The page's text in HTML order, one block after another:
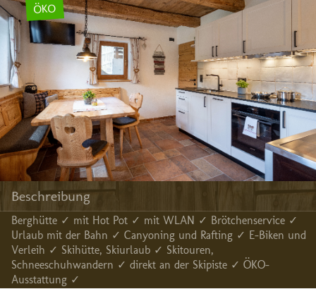
ÖKO
Beschreibung
Berghütte ✓ mit Hot Pot ✓ mit WLAN ✓ Brötchenservice ✓
Urlaub mit der Bahn ✓ Canyoning und Rafting ✓ E-Biken und
Verleih ✓ Skihütte, Skiurlaub ✓ Skitouren,
Schneeschuhwandern ✓ direkt an der Skipiste ✓ ÖKO-
Ausstattung ✓